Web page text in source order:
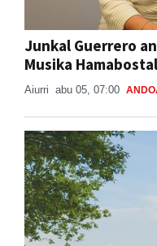
Junkal Guerrero
Musika
Aiurri abu 05, 07:00